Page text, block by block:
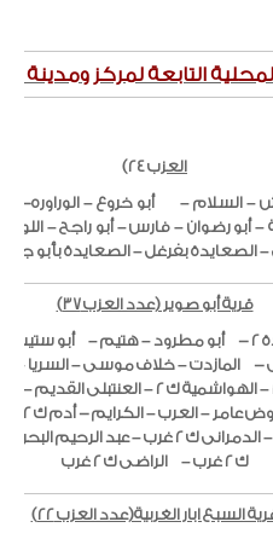
التابعة لمركز ومدينة
العزب 24)
– السلام –
أبو خروع –
– الصعايدة بفرغل – الصعايدة بأبو
قرية أبو صوير (عدد العزب 37)
أبو مطرود – هتيم–
أبو ستيت
- المازدت – خلاف موسى – السريا –
– الكرايم - أدم ك 2 غرب – إبراهيم صالح ك 2 غرب –
ك 2 غرب –
الراضى ك 2 غرب
السبع ابار الغربية(عدد العزب 22)